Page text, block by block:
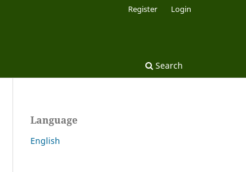
Search
Register Login
Language
English